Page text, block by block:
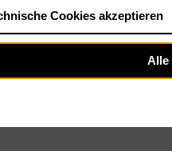
Cookies akzeptieren
Alle